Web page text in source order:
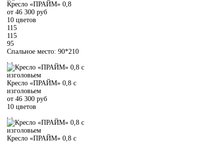
Кресло «ПРАЙМ» 0,8
от 46 300 руб
10 цветов
115
115
95
Спальное место: 90*210
Кресло «ПРАЙМ» 0,8 с
изголовьем
от 46 300 руб
10 цветов
Кресло «ПРАЙМ» 0,8 с